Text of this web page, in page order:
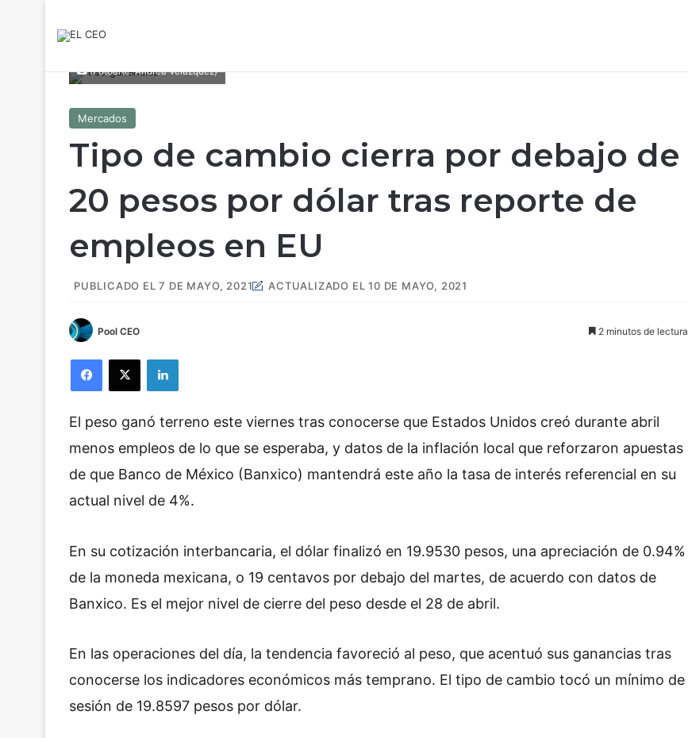
(Fotoarte: Andrea Velázquez)
Mercados
Tipo de cambio cierra por debajo de
20 pesos por dólar tras reporte de
empleos en EU
PUBLICADO EL 7 DE MAYO, 2021 ACTUALIZADO EL 10 DE MAYO, 2021
Pool CEO 2 minutos de lectura
El peso ganó terreno este viernes tras conocerse que Estados Unidos creó durante abril
menos empleos de lo que se esperaba, y datos de la inflación local que reforzaron apuestas
de que Banco de México (Banxico) mantendrá este año la tasa de interés referencial en su
actual nivel de 4%.
En su cotización interbancaria, el dólar finalizó en 19.9530 pesos, una apreciación de 0.94%
de la moneda mexicana, o 19 centavos por debajo del martes, de acuerdo con datos de
Banxico. Es el mejor nivel de cierre del peso desde el 28 de abril.
En las operaciones del día, la tendencia favoreció al peso, que acentuó sus ganancias tras
conocerse los indicadores económicos más temprano. El tipo de cambio tocó un mínimo de
sesión de 19.8597 pesos por dólar.